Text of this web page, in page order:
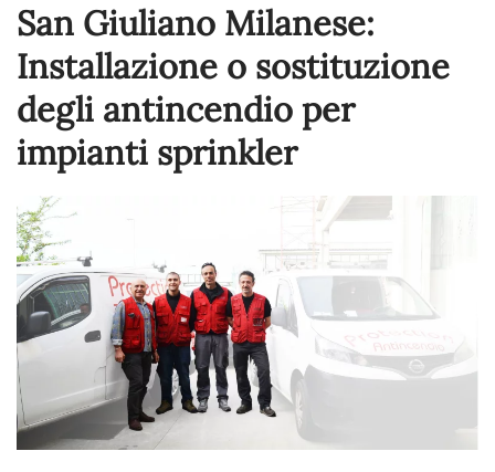
San Giuliano Milanese:
Installazione o sostituzione
degli antincendio per
impianti sprinkler